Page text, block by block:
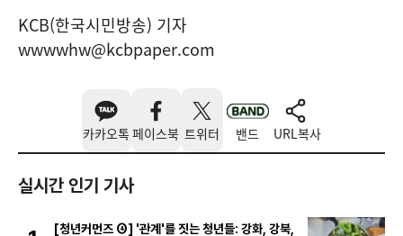
KCB(한국시민방송) 기자
wwwwhw@kcbpaper.com
카카오톡 페이스북 트위터 밴드 URL복사
실시간 인기 기사
[청년커먼즈 ④] '관계'를 짓는 청년들: 강화, 강북,